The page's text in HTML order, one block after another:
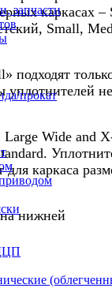
запчасти
прокат
каркасах –
Small,
подходят
уплотнителей не
Large Wide and
каркаса
нижней